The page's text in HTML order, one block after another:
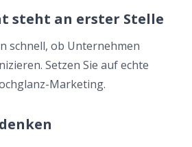
steht an erster Stelle
schnell, ob Unternehmen
Setzen Sie auf echte
Marketing.